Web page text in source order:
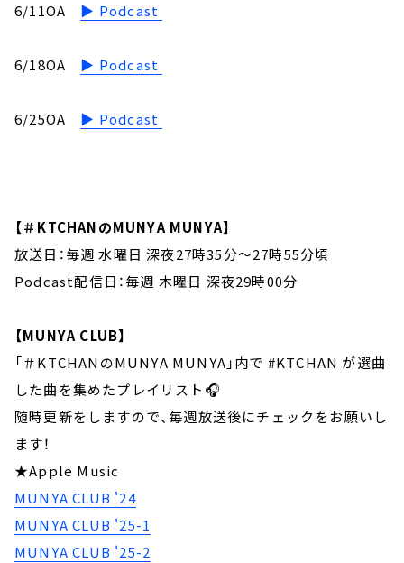
6/11OA ▶︎ Podcast
6/18OA ▶︎ Podcast
6/25OA ▶︎ Podcast
【＃KTCHANのMUNYA MUNYA】
放送日：毎週 水曜日 深夜27時35分～27時55分頃
Podcast配信日：毎週 木曜日 深夜29時00分
【MUNYA CLUB】
「＃KTCHANのMUNYA MUNYA」内で #KTCHAN が選曲
した曲を集めたプレイリスト🎧
随時更新をしますので、毎週放送後にチェックをお願いし
ます！
★Apple Music
MUNYA CLUB '24
MUNYA CLUB '25-1
MUNYA CLUB '25-2